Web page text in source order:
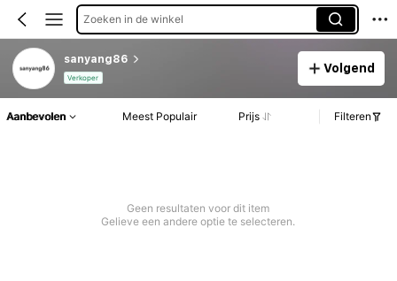
Zoeken in de winkel
sanyang86
Verkoper
Volgend
Aanbevolen Meest Populair Prijs Filteren
Geen resultaten voor dit item
Gelieve een andere optie te selecteren.